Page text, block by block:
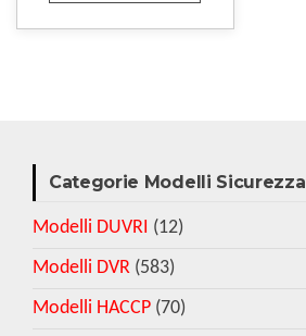
Categorie Modelli Sicurezza
Modelli DUVRI (12)
Modelli DVR (583)
Modelli HACCP (70)